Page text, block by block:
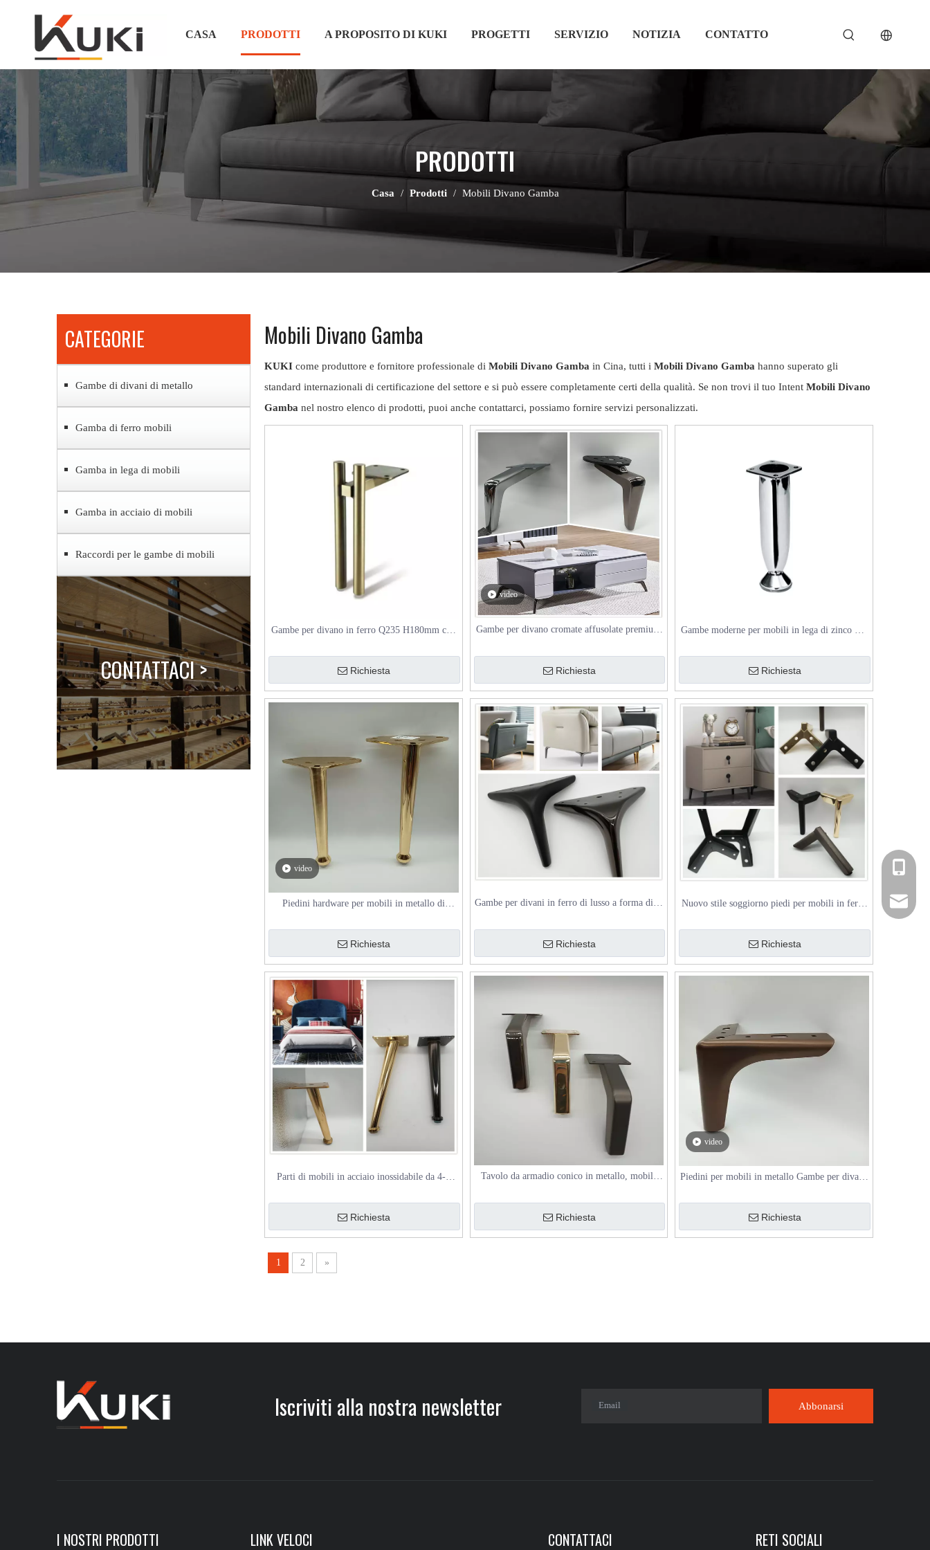
CASA PRODOTTI A PROPOSITO DI KUKI PROGETTI SERVIZIO NOTIZIA CONTATTO
PRODOTTI
Casa / Prodotti / Mobili Divano Gamba
CATEGORIE
Gambe di divani di metallo
Gamba di ferro mobili
Gamba in lega di mobili
Gamba in acciaio di mobili
Raccordi per le gambe di mobili
CONTATTACI >
Mobili Divano Gamba
KUKI come produttore e fornitore professionale di Mobili Divano Gamba in Cina, tutti i Mobili Divano Gamba hanno superato gli
standard internazionali di certificazione del settore e si può essere completamente certi della qualità. Se non trovi il tuo Intent Mobili Divano
Gamba nel nostro elenco di prodotti, puoi anche contattarci, possiamo fornire servizi personalizzati.
Gambe per divano in ferro Q235 H180mm con
Richiesta
video
Gambe per divano cromate affusolate premium
Richiesta
Gambe moderne per mobili in lega di zinco per
Richiesta
video
Piedini hardware per mobili in metallo di
Richiesta
Gambe per divani in ferro di lusso a forma di Y
Richiesta
Nuovo stile soggiorno piedi per mobili in ferro
Richiesta
Parti di mobili in acciaio inossidabile da 4-8
Richiesta
Tavolo da armadio conico in metallo, mobili
Richiesta
video
Piedini per mobili in metallo Gambe per divano
Richiesta
1 2 »
Iscriviti alla nostra newsletter​​​​​​​ Email Abbonarsi
I NOSTRI PRODOTTI LINK VELOCI CONTATTACI RETI SOCIALI
+86-